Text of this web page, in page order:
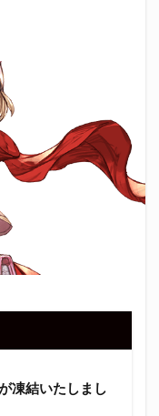
凍結いたしまし